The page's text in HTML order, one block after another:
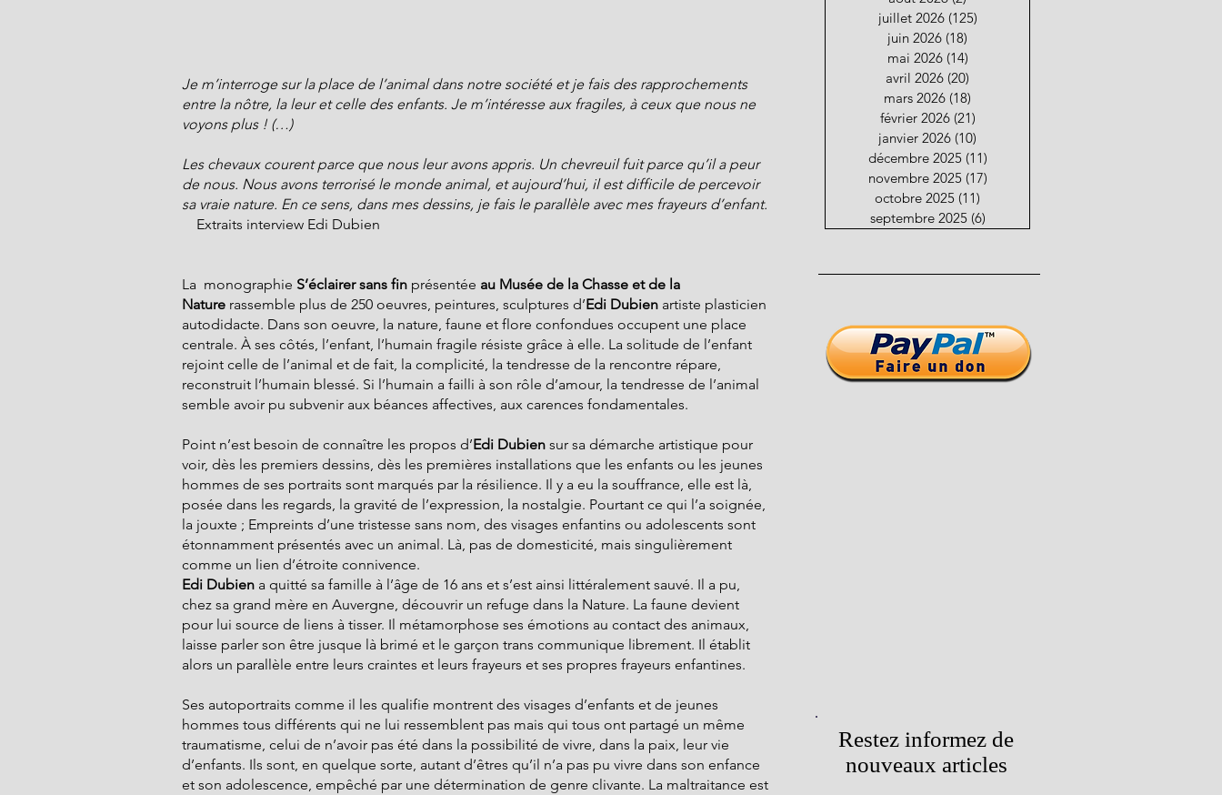
Je m’interroge sur la place de l’animal dans notre société et je fais des rapprochements
entre la nôtre, la leur et celle des enfants. Je m’intéresse aux fragiles, à ceux que nous ne
voyons plus ! (…)
Les chevaux courent parce que nous leur avons appris. Un chevreuil fuit parce qu’il a peur
de nous. Nous avons terrorisé le monde animal, et aujourd’hui, il est difficile de percevoir
sa vraie nature. En ce sens, dans mes dessins, je fais le parallèle avec mes frayeurs d’enfant.
Extraits interview Edi Dubien
La  monographie S’éclairer sans fin présentée au Musée de la Chasse et de la
Nature rassemble plus de 250 oeuvres, peintures, sculptures d’Edi Dubien artiste plasticien
autodidacte. Dans son oeuvre, la nature, faune et flore confondues occupent une place
centrale. À ses côtés, l’enfant, l’humain fragile résiste grâce à elle. La solitude de l’enfant
rejoint celle de l’animal et de fait, la complicité, la tendresse de la rencontre répare,
reconstruit l’humain blessé. Si l’humain a failli à son rôle d’amour, la tendresse de l’animal
semble avoir pu subvenir aux béances affectives, aux carences fondamentales.
Point n’est besoin de connaître les propos d’Edi Dubien sur sa démarche artistique pour
voir, dès les premiers dessins, dès les premières installations que les enfants ou les jeunes
hommes de ses portraits sont marqués par la résilience. Il y a eu la souffrance, elle est là,
posée dans les regards, la gravité de l’expression, la nostalgie. Pourtant ce qui l’a soignée,
la jouxte ; Empreints d’une tristesse sans nom, des visages enfantins ou adolescents sont
étonnamment présentés avec un animal. Là, pas de domesticité, mais singulièrement
comme un lien d’étroite connivence.
Edi Dubien a quitté sa famille à l’âge de 16 ans et s’est ainsi littéralement sauvé. Il a pu,
chez sa grand mère en Auvergne, découvrir un refuge dans la Nature. La faune devient
pour lui source de liens à tisser. Il métamorphose ses émotions au contact des animaux,
laisse parler son être jusque là brimé et le garçon trans communique librement. Il établit
alors un parallèle entre leurs craintes et leurs frayeurs et ses propres frayeurs enfantines.
Ses autoportraits comme il les qualifie montrent des visages d’enfants et de jeunes
hommes tous différents qui ne lui ressemblent pas mais qui tous ont partagé un même
traumatisme, celui de n’avoir pas été dans la possibilité de vivre, dans la paix, leur vie
d’enfants. Ils sont, en quelque sorte, autant d’êtres qu’il n’a pas pu vivre dans son enfance
et son adolescence, empêché par une détermination de genre clivante. La maltraitance est
juillet 2026 (125)
juin 2026 (18)
mai 2026 (14)
avril 2026 (20)
mars 2026 (18)
février 2026 (21)
janvier 2026 (10)
décembre 2025 (11)
novembre 2025 (17)
octobre 2025 (11)
septembre 2025 (6)
Restez informez de
nouveaux articles